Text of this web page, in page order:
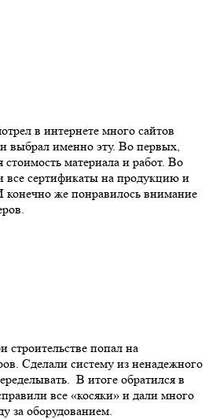
в интернете много сайтов
выбрал именно эту. Во первых,
стоимость материала и работ. Во
все сертификаты на продукцию и
конечно же понравилось внимание
строительстве попал на
Сделали систему из ненадежного
В итоге обратился в
все «косяки» и дали много
за оборудованием.